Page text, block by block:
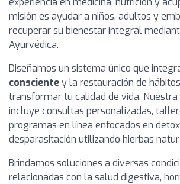
misión es ayudar a niños, adultos y
recuperar su bienestar integral
Ayurvédica.
Diseñamos un sistema único que
conscientey la restauración de
transformar tu calidad de vida.
incluye consultas personalizadas,
programas en línea enfocados en
desparasitación utilizando hierbas
Brindamos soluciones a diversas
relacionadas con la salud digestiva,